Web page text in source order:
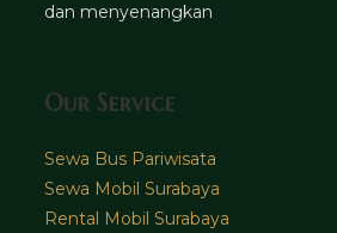
dan menyenangkan
Our Service
Sewa Bus Pariwisata
Sewa Mobil Surabaya
Rental Mobil Surabaya